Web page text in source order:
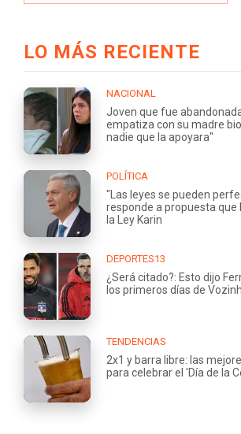
LO MÁS RECIENTE
NACIONAL
Joven que fue
empatiza con su madre
nadie que la apoyara"
POLÍTICA
"Las leyes se pueden
responde a propuesta que
la Ley Karin
DEPORTES13
¿Será citado?: Esto dijo
los primeros días de
TENDENCIAS
2x1 y barra libre: las
para celebrar el 'Día de la